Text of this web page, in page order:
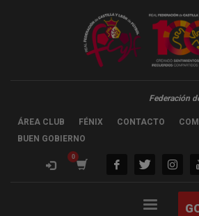
Federación
ÁREA CLUB FÉNIX CONTACTO
BUEN GOBIERNO